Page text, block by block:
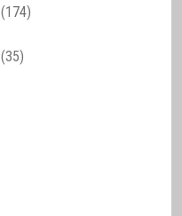
(174)
(35)